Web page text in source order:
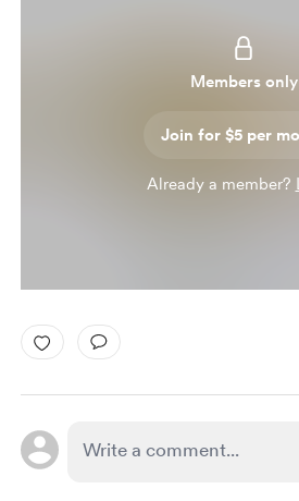
Members only
Join for $5 per
Already a member?